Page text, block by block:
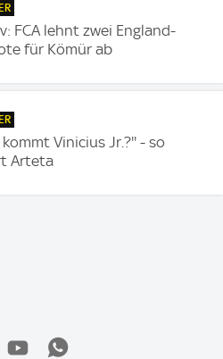
FCA lehnt zwei England-
für Kömür ab
Vinicius Jr.?'' - so
Arteta